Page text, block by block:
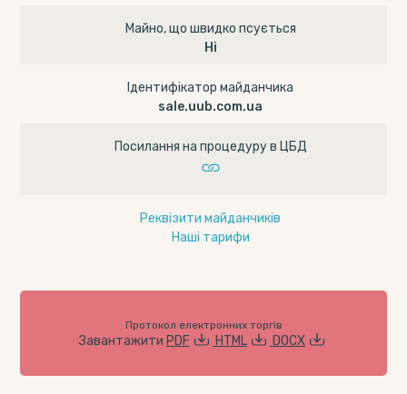
Майно, що швидко псується
Ні
Ідентифікатор майданчика
sale.uub.com.ua
Посилання на процедуру в ЦБД
Реквізити майданчиків
Наші тарифи
Протокол електронних торгів
Завантажити PDF HTML DOCX